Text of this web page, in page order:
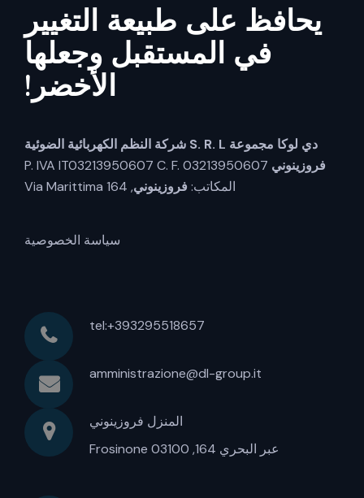
يحافظ على طبيعة التغيير
في المستقبل وجعلها
الأخضر!
دي لوكا مجموعة S. R. L
شركة النظم الكهربائية الضوئية
فروزينوني P. IVA IT03213950607 C. F. 03213950607
المكاتب: فروزينوني, Via Marittima 164
سياسة الخصوصية
tel:+393295518657
amministrazione@dl-group.it
المنزل فروزينوني
عبر البحري 164, 03100 Frosinone